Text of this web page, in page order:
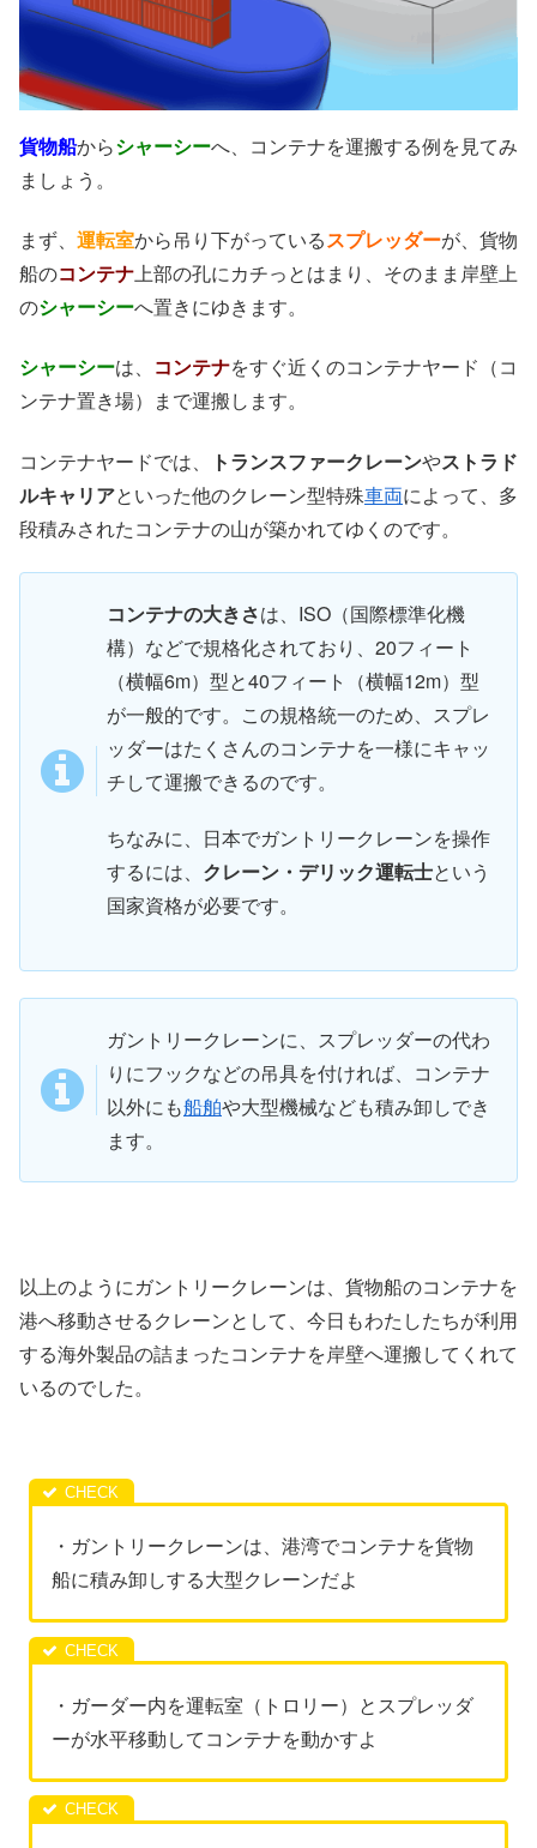
貨物船からシャーシーへ、コンテナを運搬する例を見てみ
ましょう。
まず、 運転室から吊り下がっているスプレッダーが、貨物
船のコンテナ上部の孔にカチっとはまり、そのまま岸壁上
のシャーシーへ置きにゆきます。
シャーシーは、 コンテナをすぐ近くのコンテナヤード（コ
ンテナ置き場）まで運搬します。
コンテナヤードでは、 トランスファークレーンやストラド
ルキャリアといった他のクレーン型特殊車両によって、多
段積みされたコンテナの山が築かれてゆくのです。
コンテナの大きさは、ISO（国際標準化機
構）などで規格化されており、20フィート
（横幅6m）型と40フィート（横幅12m）型
が一般的です。この規格統一のため、スプレ
ッダーはたくさんのコンテナを一様にキャッ
チして運搬できるのです。
ちなみに、日本でガントリークレーンを操作
するには、 クレーン・デリック運転士という
国家資格が必要です。
ガントリークレーンに、スプレッダーの代わ
りにフックなどの吊具を付ければ、コンテナ
以外にも船舶や大型機械なども積み卸しでき
ます。
以上のようにガントリークレーンは、貨物船のコンテナを
港へ移動させるクレーンとして、今日もわたしたちが利用
する海外製品の詰まったコンテナを岸壁へ運搬してくれて
いるのでした。
・ガントリークレーンは、港湾でコンテナを貨物
船に積み卸しする大型クレーンだよ
・ガーダー内を運転室（トロリー）とスプレッダ
ーが水平移動してコンテナを動かすよ